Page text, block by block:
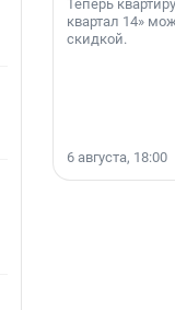
Теперь
квартал 14»
скидкой.
6 августа, 18:00